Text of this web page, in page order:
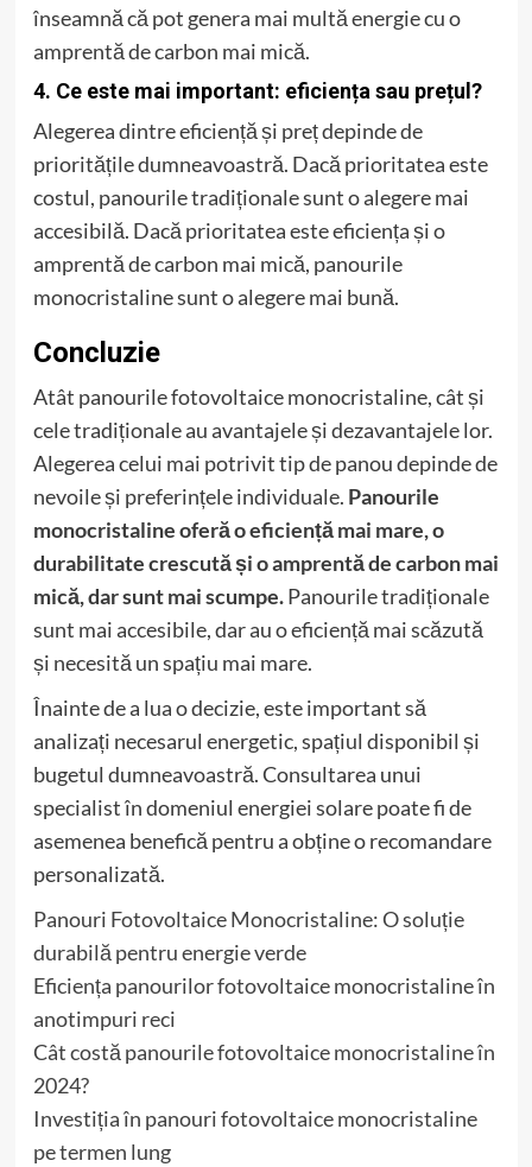
înseamnă că pot genera mai multă energie cu o
amprentă de carbon mai mică.
4. Ce este mai important: eficiența sau prețul?
Alegerea dintre eficiență și preț depinde de
prioritățile dumneavoastră. Dacă prioritatea este
costul, panourile tradiționale sunt o alegere mai
accesibilă. Dacă prioritatea este eficiența și o
amprentă de carbon mai mică, panourile
monocristaline sunt o alegere mai bună.
Concluzie
Atât panourile fotovoltaice monocristaline, cât și
cele tradiționale au avantajele și dezavantajele lor.
Alegerea celui mai potrivit tip de panou depinde de
nevoile și preferințele individuale. Panourile
monocristaline oferă o eficiență mai mare, o
durabilitate crescută și o amprentă de carbon mai
mică, dar sunt mai scumpe.Panourile tradiționale
sunt mai accesibile, dar au o eficiență mai scăzută
și necesită un spațiu mai mare.
Înainte de a lua o decizie, este important să
analizați necesarul energetic, spațiul disponibil și
bugetul dumneavoastră. Consultarea unui
specialist în domeniul energiei solare poate fi de
asemenea benefică pentru a obține o recomandare
personalizată.
Panouri Fotovoltaice Monocristaline: O soluție
durabilă pentru energie verde
Eficiența panourilor fotovoltaice monocristaline în
anotimpuri reci
Cât costă panourile fotovoltaice monocristaline în
2024?
Investiția în panouri fotovoltaice monocristaline
pe termen lung